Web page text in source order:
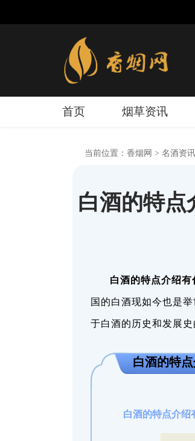
首页 烟草资讯
当前位置： 香烟网 > 名酒资讯
白酒的特点
白酒的特点介绍
国的白酒现如今也是
于白酒的历史和发展
白酒的特
白酒的特点介绍